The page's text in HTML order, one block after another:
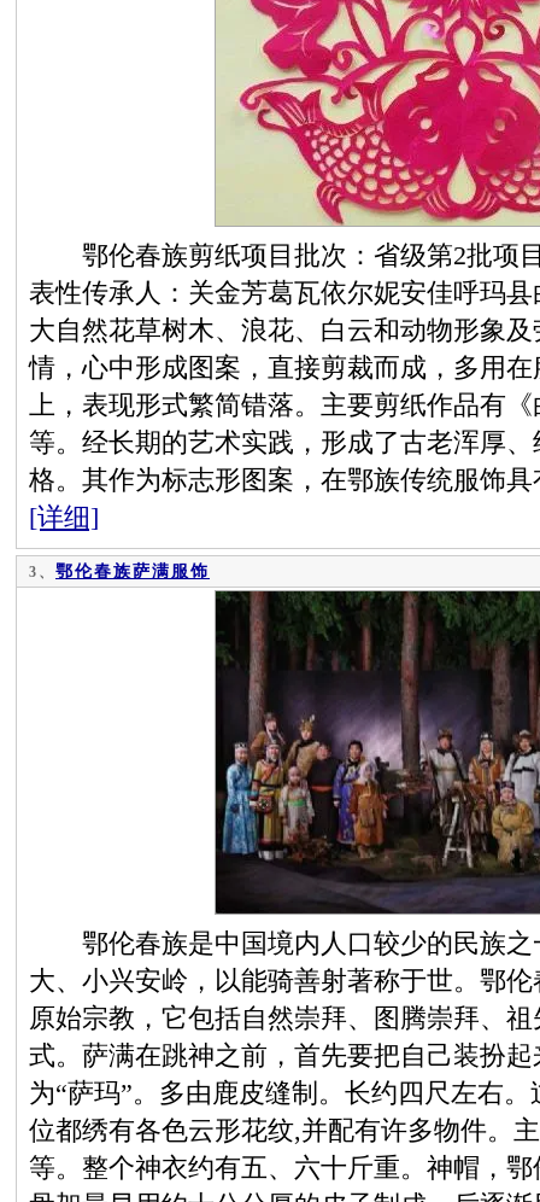
鄂伦春族剪纸项目批次：省级第2批项
表性传承人：关金芳葛瓦依尔妮安佳呼玛
大自然花草树木、浪花、白云和动物形象
情，心中形成图案，直接剪裁而成，多用
上，表现形式繁简错落。主要剪纸作品有
等。经长期的艺术实践，形成了古老浑厚
格。其作为标志形图案，在鄂族传统服饰
[详细]
3、 鄂伦春族萨满服饰
鄂伦春族是中国境内人口较少的民族之
大、小兴安岭，以能骑善射著称于世。鄂
原始宗教，它包括自然崇拜、图腾崇拜、
式。萨满在跳神之前，首先要把自己装扮
为“萨玛”。多由鹿皮缝制。长约四尺左右
位都绣有各色云形花纹,并配有许多物件。
等。整个神衣约有五、六十斤重。神帽，